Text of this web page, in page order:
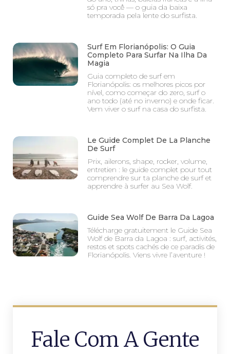
só pra você — o guia da baixa
temporada pela lente do surfista.
Surf Em Florianópolis: O Guia
Completo Para Surfar Na Ilha Da
Magia
Guia completo de surf em
Florianópolis: os melhores picos por
nível, como começar do zero, surf o
ano todo (até no inverno) e onde ficar.
Vem viver o surf na casa do surfista.
Le Guide Complet De La Planche
De Surf
Prix, ailerons, shape, rocker, volume,
entretien : le guide complet pour tout
comprendre sur ta planche de surf et
apprendre à surfer au Sea Wolf.
Guide Sea Wolf De Barra Da Lagoa
Télécharge gratuitement le Guide Sea
Wolf de Barra da Lagoa : surf, activités,
restos et spots cachés de ce paradis de
Florianópolis. Viens vivre l’aventure !
Fale Com A Gente